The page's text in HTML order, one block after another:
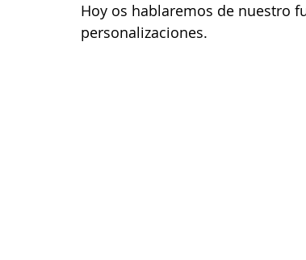
Hoy os hablaremos de nuestro
personalizaciones.